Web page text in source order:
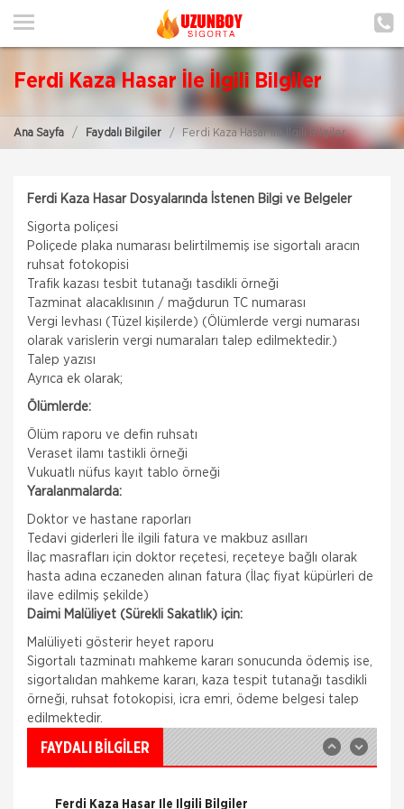
ANA SAYFA
POLIÇE HATIRLAT
ŞUBE BAŞVURUSU
MÜŞTERI GIRIŞI
TEKLİF AL
Ferdi Kaza Hasar İle İlgili Bilgiler
Ana Sayfa Faydalı Bilgiler Ferdi Kaza Hasar İle İlgili Bilgiler
Ferdi Kaza Hasar Dosyalarında İstenen Bilgi ve Belgeler
Sigorta poliçesi
Poliçede plaka numarası belirtilmemiş ise sigortalı aracın
ruhsat fotokopisi
Trafik kazası tesbit tutanağı tasdikli örneği
Tazminat alacaklısının / mağdurun TC numarası
Vergi levhası (Tüzel kişilerde) (Ölümlerde vergi numarası
olarak varislerin vergi numaraları talep edilmektedir.)
Talep yazısı
Ayrıca ek olarak;
Ölümlerde:
Ölüm raporu ve defin ruhsatı
Veraset ilamı tastikli örneği
Vukuatlı nüfus kayıt tablo örneği
Yaralanmalarda:
Doktor ve hastane raporları
Tedavi giderleri İle ilgili fatura ve makbuz asılları
İlaç masrafları için doktor reçetesi, reçeteye bağlı olarak
hasta adına eczaneden alınan fatura (İlaç fiyat küpürleri de
ilave edilmiş şekilde)
Daimi Malüliyet (Sürekli Sakatlık) için:
Malüliyeti gösterir heyet raporu
Sigortalı tazminatı mahkeme kararı sonucunda ödemiş ise,
sigortalıdan mahkeme kararı, kaza tespit tutanağı tasdikli
örneği, ruhsat fotokopisi, icra emri, ödeme belgesi talep
edilmektedir.
FAYDALI BİLGİLER
Nakliye Hasarı İçin Gerekli Bilgiler
ONLİNE Dask Prim Hesaplama
Trafik Hasarı için Gerekli Bilgiler
Yangın Hasarı ile ilgili Bilgiler
Ferdi Kaza Hasar İle İlgili Bilgiler